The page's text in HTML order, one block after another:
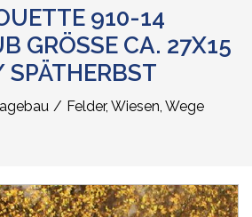
910-14
GRÖSSE CA. 27X15
Felder, Wiesen, Wege